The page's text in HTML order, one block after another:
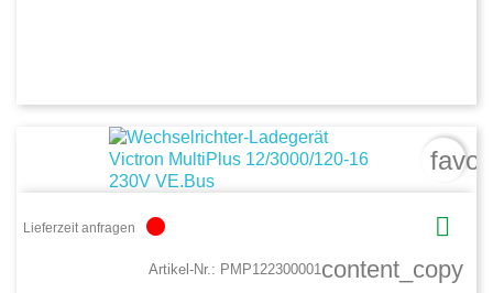
Lieferzeit anfragen circle 
Artikel-Nr.: PMP122300001content_copy